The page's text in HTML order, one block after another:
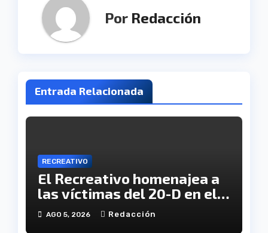
Por Redacción
Entrada Relacionada
RECREATIVO
El Recreativo homenajea a
las víctimas del 20-D en el
XX aniversario de la
tragedia
AGO 5, 2026 Redacción